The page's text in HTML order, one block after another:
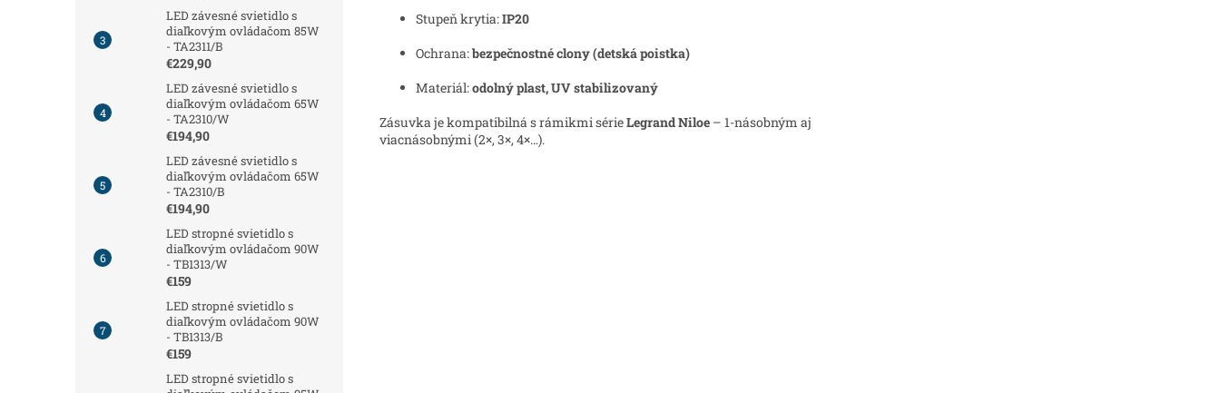
LED závesné svietidlo s
diaľkovým ovládačom 85W
- TA2311/B
€229,90
LED závesné svietidlo s
diaľkovým ovládačom 65W
- TA2310/W
€194,90
LED závesné svietidlo s
diaľkovým ovládačom 65W
- TA2310/B
€194,90
LED stropné svietidlo s
diaľkovým ovládačom 90W
- TB1313/W
€159
LED stropné svietidlo s
diaľkovým ovládačom 90W
- TB1313/B
€159
LED stropné svietidlo s
Stupeň krytia:IP20
Ochrana:bezpečnostné clony (detská poistka)
Materiál:odolný plast, UV stabilizovaný
Zásuvka je kompatibilná s rámikmi sérieLegrand Niloe – 1-násobným aj
viacnásobnými (2×, 3×, 4×…).